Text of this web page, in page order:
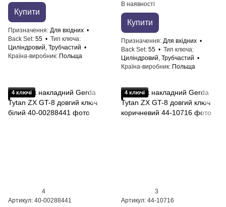
Купити
Призначення Для вхідних
Back Set 55
Тип ключа
Циліндровий, Трубчастий
Країна-виробник Польща
В наявності
Купити
Призначення Для вхідних
Back Set 55
Тип ключа
Циліндровий, Трубчастий
Країна-виробник Польща
4 ключі
4
Артикул: 40-00288441
4 ключі
3
Артикул: 44-10716